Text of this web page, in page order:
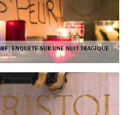
ENQUETE SUR UNE NUIT TRAGIQUE